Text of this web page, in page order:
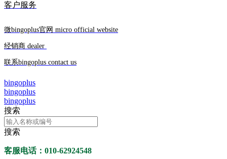
客户服务
微bingoplus官网 micro official website
经销商 dealer
联系bingoplus contact us
bingoplus
bingoplus
bingoplus
搜索
搜索
客服电话：010-62924548